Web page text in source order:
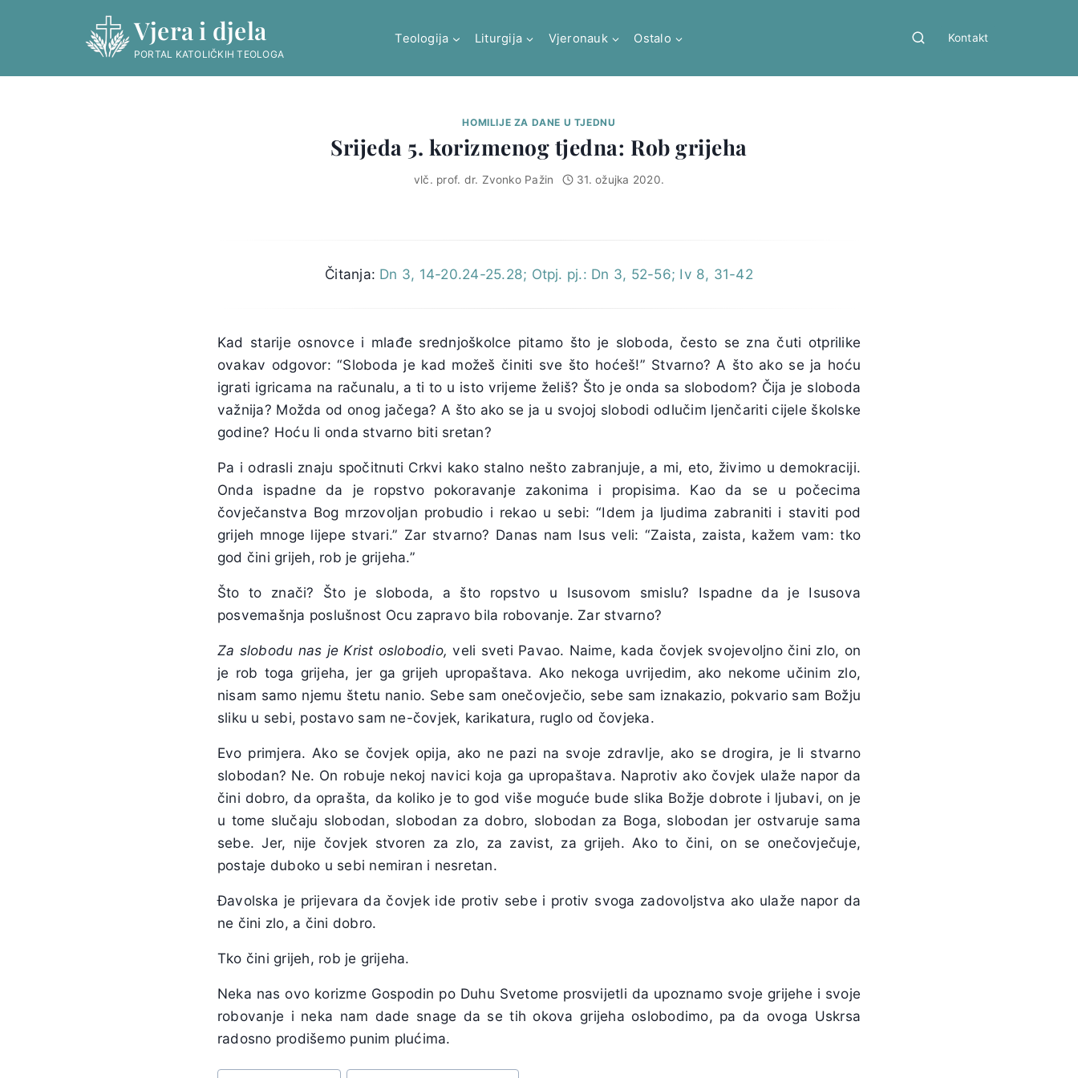
Vjera i djela
PORTAL KATOLIČKIH TEOLOGA
Teologija Liturgija Vjeronauk Ostalo Kontakt
HOMILIJE ZA DANE U TJEDNU
Srijeda 5. korizmenog tjedna: Rob grijeha
vlč. prof. dr. Zvonko Pažin 31. ožujka 2020.
Čitanja: Dn 3, 14-20.24-25.28; Otpj. pj.: Dn 3, 52-56; Iv 8, 31-42
Kad starije osnovce i mlađe srednjoškolce pitamo što je sloboda, često se zna čuti otprilike
ovakav odgovor: “Sloboda je kad možeš činiti sve što hoćeš!” Stvarno? A što ako se ja hoću
igrati igricama na računalu, a ti to u isto vrijeme želiš? Što je onda sa slobodom? Čija je sloboda
važnija? Možda od onog jačega? A što ako se ja u svojoj slobodi odlučim ljenčariti cijele školske
godine? Hoću li onda stvarno biti sretan?
Pa i odrasli znaju spočitnuti Crkvi kako stalno nešto zabranjuje, a mi, eto, živimo u demokraciji.
Onda ispadne da je ropstvo pokoravanje zakonima i propisima. Kao da se u počecima
čovječanstva Bog mrzovoljan probudio i rekao u sebi: “Idem ja ljudima zabraniti i staviti pod
grijeh mnoge lijepe stvari.” Zar stvarno? Danas nam Isus veli: “Zaista, zaista, kažem vam: tko
god čini grijeh, rob je grijeha.”
Što to znači? Što je sloboda, a što ropstvo u Isusovom smislu? Ispadne da je Isusova
posvemašnja poslušnost Ocu zapravo bila robovanje. Zar stvarno?
Za slobodu nas je Krist oslobodio, veli sveti Pavao. Naime, kada čovjek svojevoljno čini zlo, on
je rob toga grijeha, jer ga grijeh upropaštava. Ako nekoga uvrijedim, ako nekome učinim zlo,
nisam samo njemu štetu nanio. Sebe sam onečovječio, sebe sam iznakazio, pokvario sam Božju
sliku u sebi, postavo sam ne-čovjek, karikatura, ruglo od čovjeka.
Evo primjera. Ako se čovjek opija, ako ne pazi na svoje zdravlje, ako se drogira, je li stvarno
slobodan? Ne. On robuje nekoj navici koja ga upropaštava. Naprotiv ako čovjek ulaže napor da
čini dobro, da oprašta, da koliko je to god više moguće bude slika Božje dobrote i ljubavi, on je
u tome slučaju slobodan, slobodan za dobro, slobodan za Boga, slobodan jer ostvaruje sama
sebe. Jer, nije čovjek stvoren za zlo, za zavist, za grijeh. Ako to čini, on se onečovječuje,
postaje duboko u sebi nemiran i nesretan.
Đavolska je prijevara da čovjek ide protiv sebe i protiv svoga zadovoljstva ako ulaže napor da
ne čini zlo, a čini dobro.
Tko čini grijeh, rob je grijeha.
Neka nas ovo korizme Gospodin po Duhu Svetome prosvijetli da upoznamo svoje grijehe i svoje
robovanje i neka nam dade snage da se tih okova grijeha oslobodimo, pa da ovoga Uskrsa
radosno prodišemo punim plućima.
Post